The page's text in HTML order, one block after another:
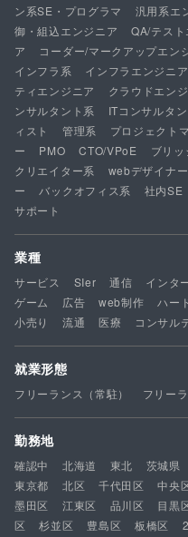
ン系SE・プログラマ
汎用系エ
御・組込エンジニア
QA/テス
ア
コーダー/マークアップエン
インフラ系
インフラエンジニア
ティエンジニア
クラウドエン
ンサルタント系
ITコンサルタン
ィスト
管理系 プロジェクト
ー
PMO CTO/VPoE ブリッ
クリエイター系
webデザイナー
ー
バックオフィス系 社内SE
サポート
業種
サービス SIer 通信 インタ
ゲーム
広告 web制作 ハー
小売り
流通 医療 コンサル
就業形態
フリーランス（常駐） フリー
勤務地
確認中 北海道 東北 茨城県
東京都
北区 千代田区 中央
墨田区
江東区 品川区 目黒
区
杉並区 豊島区 板橋区